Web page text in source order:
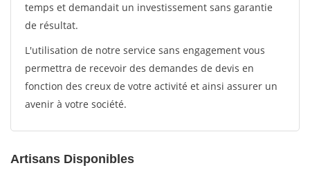
temps et demandait un investissement sans garantie
de résultat.
L'utilisation de notre service sans engagement vous
permettra de recevoir des demandes de devis en
fonction des creux de votre activité et ainsi assurer un
avenir à votre société.
Artisans Disponibles